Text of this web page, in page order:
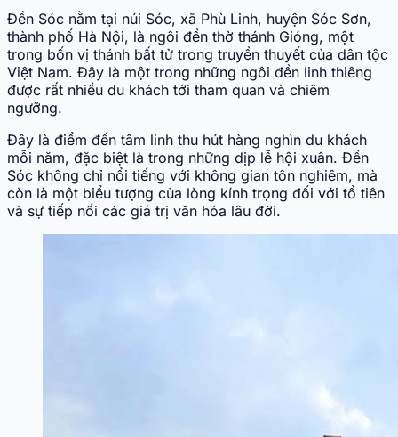
Đền Sóc nằm tại núi Sóc, xã Phù Linh, huyện Sóc Sơn,
thành phố Hà Nội, là ngôi đền thờ thánh Gióng, một
trong bốn vị thánh bất tử trong truyền thuyết của dân tộc
Việt Nam. Đây là một trong những ngôi đền linh thiêng
được rất nhiều du khách tới tham quan và chiêm
ngưỡng.
Đây là điểm đến tâm linh thu hút hàng nghìn du khách
mỗi năm, đặc biệt là trong những dịp lễ hội xuân. Đền
Sóc không chỉ nổi tiếng với không gian tôn nghiêm, mà
còn là một biểu tượng của lòng kính trọng đối với tổ tiên
và sự tiếp nối các giá trị văn hóa lâu đời.